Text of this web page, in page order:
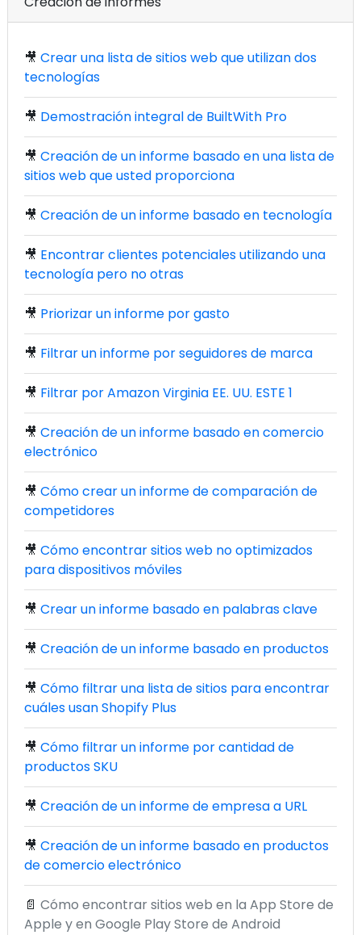
🎥 Crear una lista de sitios web que utilizan dos
tecnologías
🎥 Demostración integral de BuiltWith Pro
🎥 Creación de un informe basado en una lista de
sitios web que usted proporciona
🎥 Creación de un informe basado en tecnología
🎥 Encontrar clientes potenciales utilizando una
tecnología pero no otras
🎥 Priorizar un informe por gasto
🎥 Filtrar un informe por seguidores de marca
🎥 Filtrar por Amazon Virginia EE. UU. ESTE 1
🎥 Creación de un informe basado en comercio
electrónico
🎥 Cómo crear un informe de comparación de
competidores
🎥 Cómo encontrar sitios web no optimizados
para dispositivos móviles
🎥 Crear un informe basado en palabras clave
🎥 Creación de un informe basado en productos
🎥 Cómo filtrar una lista de sitios para encontrar
cuáles usan Shopify Plus
🎥 Cómo filtrar un informe por cantidad de
productos SKU
🎥 Creación de un informe de empresa a URL
🎥 Creación de un informe basado en productos
de comercio electrónico
📄 Cómo encontrar sitios web en la App Store de
Apple y en Google Play Store de Android